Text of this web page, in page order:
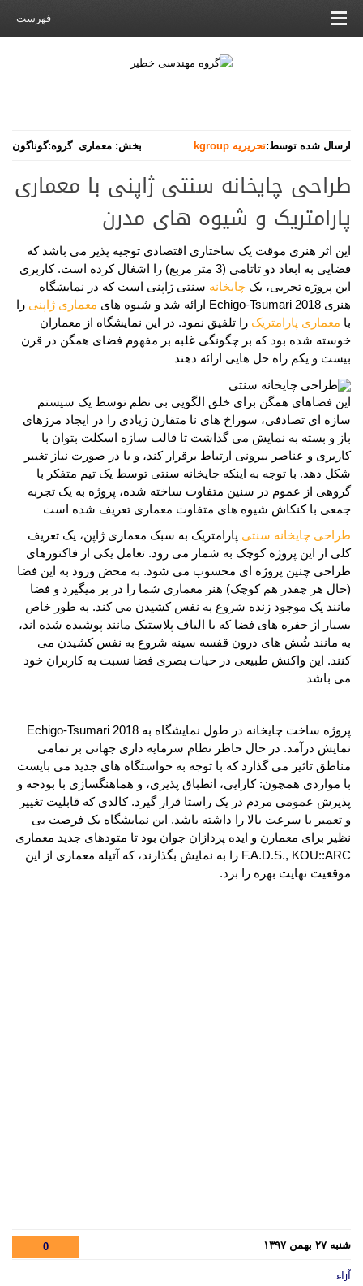
فهرست
ارسال شده توسط:تحریریه kgroup بخش: معماری گروه:گوناگون
طراحی چایخانه سنتی ژاپنی با معماری
پارامتریک و شیوه های مدرن
این اثر هنری موقت یک ساختاری اقتصادی توجیه پذیر می باشد که
فضایی به ابعاد دو تاتامی (3 متر مربع) را اشغال کرده است. کاربری
این پروژه تجربی، یک چایخانه سنتی ژاپنی است که در نمایشگاه
هنری
ارائه شد و شیوه های معماری ژاپنی را
با معماری پارامتریک را تلفیق نمود. در این نمایشگاه از معماران
خوسته شده بود که بر چگونگی غلبه بر مفهوم فضای همگن در قرن
بیست و یکم راه حل هایی ارائه دهند
این فضاهای همگن برای خلق الگویی بی نظم توسط یک سیستم
سازه ای تصادفی، سوراخ های نا متقارن زیادی را در ایجاد مرزهای
باز و بسته به نمایش می گذاشت تا قالب سازه اسکلت بتوان با
کاربری و عناصر بیرونی ارتباط برقرار کند، و یا در صورت نیاز تغییر
شکل دهد. با توجه به اینکه چایخانه سنتی توسط یک تیم متفکر با
گروهی از عموم در سنین متفاوت ساخته شده، پروژه به یک تجربه
جمعی با کنکاش شیوه های متفاوت معماری تعریف شده است
طراحی چایخانه سنتی پارامتریک به سبک معماری ژاپن، یک تعریف
کلی از این پروژه کوچک به شمار می رود. تعامل یکی از فاکتورهای
طراحی چنین پروژه ای محسوب می شود. به محض ورود به این فضا
(حال هر چقدر هم کوچک) هنر معماری شما را در بر میگیرد و فضا
مانند یک موجود زنده شروع به نفس کشیدن می کند. به طور خاص
بسیار از حفره های فضا که با الیاف پلاستیک مانند پوشیده شده اند،
به مانند شُش های درون قفسه سینه شروع به نفس کشیدن می
کنند. این واکنش طبیعی در حیات بصری فضا نسبت به کاربران خود
می باشد
پروژه ساخت چایخانه در طول نمایشگاه به
نمایش درآمد. در حال حاظر نظام سرمایه داری جهانی بر تمامی
مناطق تاثیر می گذارد که با توجه به خواستگاه های جدید می بایست
با مواردی همچون: کارایی، انطباق پذیری، و هماهنگسازی با بودجه و
پذیرش عمومی مردم در یک راستا قرار گیرد. کالدی که قابلیت تغییر
و تعمیر با سرعت بالا را داشته باشد. این نمایشگاه یک فرصت بی
نظیر برای معمارن و ایده پردازان جوان بود تا متودهای جدید معماری
را به نمایش بگذارند، که آتیله معماری F.A.D.S., KOU::ARC
از این
موقعیت نهایت بهره را برد.
شنبه ۲۷ بهمن ۱۳۹۷ 0
آراء